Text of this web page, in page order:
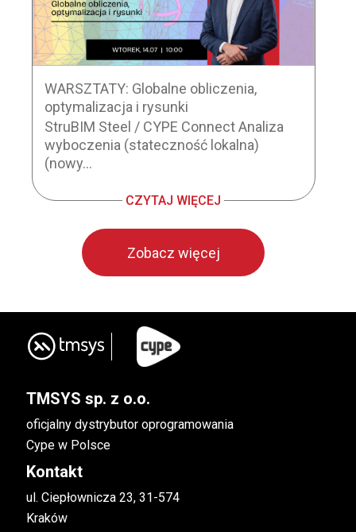
WARSZTATY: Globalne obliczenia,
optymalizacja i rysunki
StruBIM Steel / CYPE Connect Analiza
wyboczenia (stateczność lokalna)
(nowy...
CZYTAJ WIĘCEJ
Zobacz więcej
TMSYS sp. z o.o.
oficjalny dystrybutor oprogramowania
Cype w Polsce
Kontakt
ul. Ciepłownicza 23, 31-574
Kraków